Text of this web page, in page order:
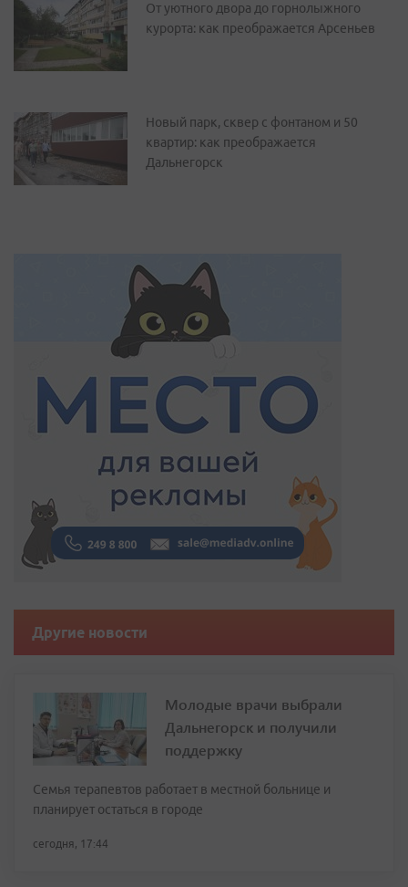
От уютного двора до горнолыжного
курорта: как преображается Арсеньев
Новый парк, сквер с фонтаном и 50
квартир: как преображается
Дальнегорск
Другие новости
Молодые врачи выбрали
Дальнегорск и получили
поддержку
Семья терапевтов работает в местной больнице и
планирует остаться в городе
сегодня, 17:44